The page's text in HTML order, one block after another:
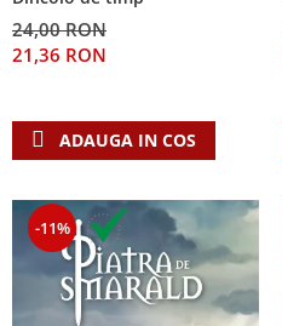
24,00 RON
21,36 RON
ADAUGA IN COS
-11%